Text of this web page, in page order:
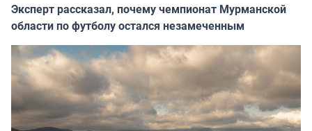
Эксперт рассказал, почему чемпионат Мурманской
области по футболу остался незамеченным